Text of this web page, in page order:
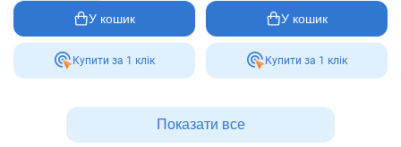
У кошик
Купити за 1 клiк
У кошик
Купити за 1 клiк
Показати все